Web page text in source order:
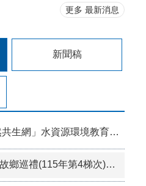
2026總統盃黑客松徵件至8/31，詳見「總統盃黑客松」網站
更多 最新消息
新聞稿
資源環境教育對焦工作坊 歡迎報名參加！
(115年第4梯次)親子180人熱情參與